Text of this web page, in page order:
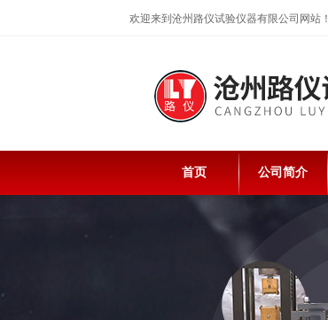
欢迎来到沧州路仪试验仪器有限公司网站！
首页 公司简介